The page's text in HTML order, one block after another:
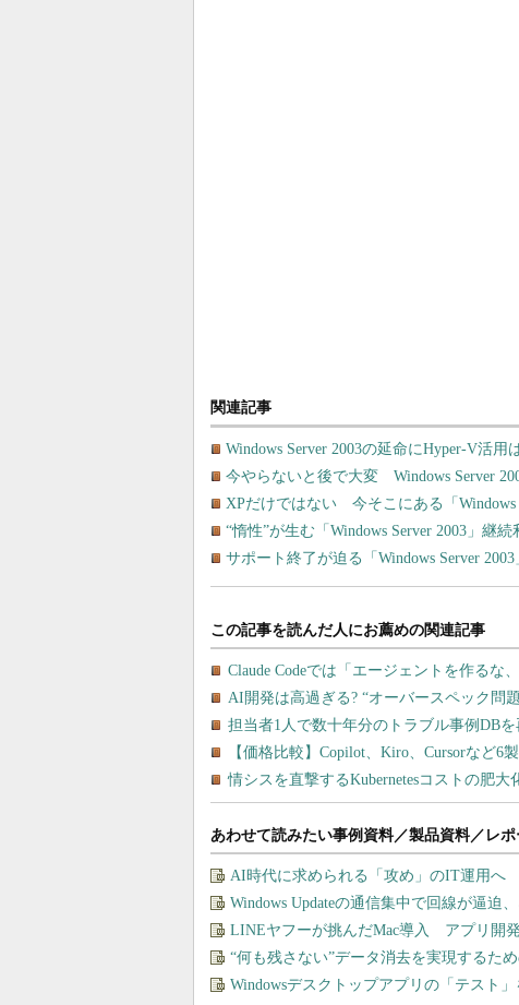
関連記事
Windows Server 2003の延命にHyper-V活用
今やらないと後で大変 Windows Server
XPだけではない 今そこにある「Windows
“惰性”が生む「Windows Server 2003」継
サポート終了が迫る「Windows Server
あわせて読みたい事例資料／製品資料／レポ
AI時代に求められる「攻め」のIT運用へ
Windows Updateの通信集中で回線が逼迫
LINEヤフーが挑んだMac導入 アプリ開
“何も残さない”データ消去を実現するた
Windowsデスクトップアプリの「テスト